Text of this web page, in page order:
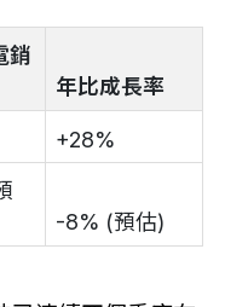
銷
年比成長率
+28%
-8% (預估)